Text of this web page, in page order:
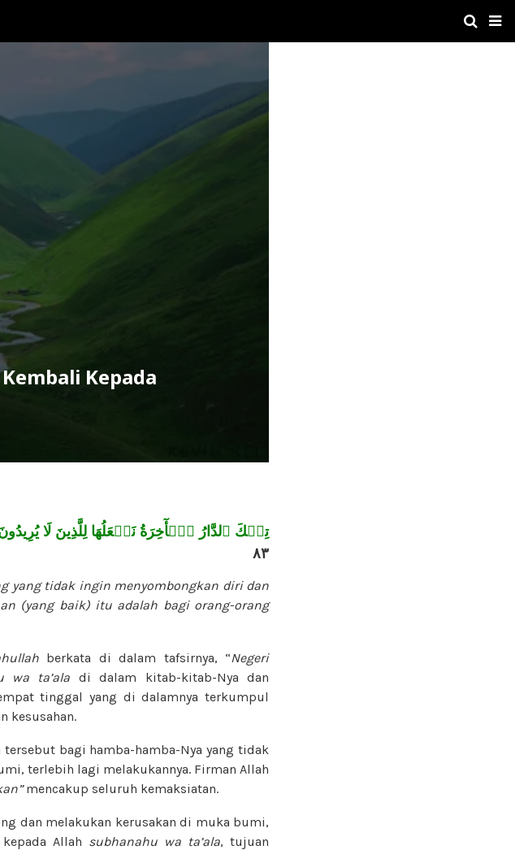
Kepada
تِلۡكَ ٱلدَّارُ ٱلۡأٓخِرَةُ نَجۡعَلُهَا لِلَّذِينَ لَا
٨٣
yang tidak ingin menyombongkan diri dan
(yang baik) itu adalah bagi orang-orang
berkata di dalam tafsirnya, “Negeri
wa ta’ala di dalam kitab-kitab-Nya dan
tinggal yang di dalamnya terkumpul
kesusahan.
bagi hamba-hamba-Nya yang tidak
terlebih lagi melakukannya. Firman Allah
mencakup seluruh kemaksiatan.
dan melakukan kerusakan di muka bumi,
Allah subhanahu wa ta’ala, tujuan